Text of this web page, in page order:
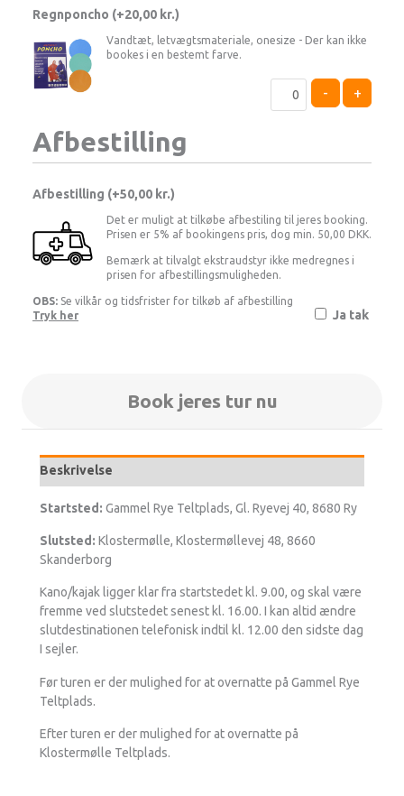
Beskrivelse
Startsted: Gammel Rye Teltplads, Gl. Ryevej 40, 8680 Ry
Slutsted: Klostermølle, Klostermøllevej 48, 8660
Skanderborg
Kano/kajak ligger klar fra startstedet kl. 9.00, og skal være
fremme ved slutstedet senest kl. 16.00. I kan altid ændre
slutdestinationen telefonisk indtil kl. 12.00 den sidste dag
I sejler.
Før turen er der mulighed for at overnatte på Gammel Rye
Teltplads.
Efter turen er der mulighed for at overnatte på
Klostermølle Teltplads.
Regnponcho (+20,00 kr.)
Vandtæt, letvægtsmateriale, onesize - Der kan ikke
bookes i en bestemt farve.
- +
Afbestilling
Afbestilling ( 50,00 kr.)
Det er muligt at tilkøbe afbestiling til jeres booking.
Prisen er 5% af bookingens pris, dog min. 50,00 DKK.
Bemærk at tilvalgt ekstraudstyr ikke medregnes i
prisen for afbestillingsmuligheden.
OBS: Se vilkår og tidsfrister for tilkøb af afbestilling
Tryk her
Ja tak
Book jeres tur nu